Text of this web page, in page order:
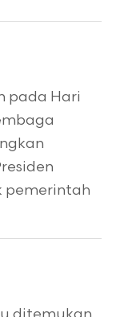
pada Hari
pemerintah